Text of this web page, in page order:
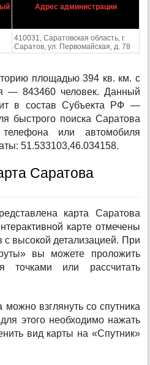
Адрес администрации
410031, Саратовская область, г.
Саратов, ул. Первомайская, д. 78
площадью 394 кв. км. с
— 843460 человек. Данный
в состав Субъекта РФ —
быстрого поиска Саратова
или автомобиля
51.533103,46.034158.
Саратова
карта Саратова
карте отмечены
высокой детализацией. При
вы можете проложить
точками или рассчитать
взглянуть со спутника
этого необходимо нажать
вид карты на «Спутник»